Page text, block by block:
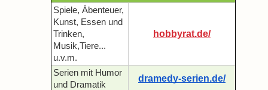
Spiele, Ábenteuer,
Kunst, Essen und
Trinken,
Musik,Tiere...
u.v.m.
hobbyrat.de/
Serien mit Humor
und Dramatik
dramedy-serien.de/